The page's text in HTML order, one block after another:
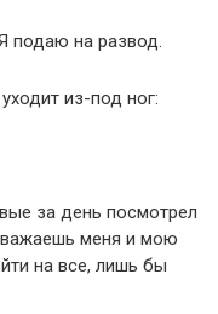
подаю на развод.
из-под ног:
за день посмотрел
меня и мою
на все, лишь бы